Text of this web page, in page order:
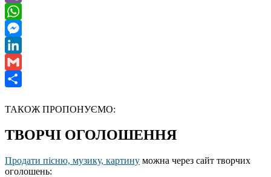
Viber
WhatsApp
Messenger
LinkedIn
Gmail
ТАКОЖ ПРОПОНУЄМО:
ТВОРЧІ ОГОЛОШЕННЯ
Продати пісню, музику, картину можна через сайт творчих
оголошень: